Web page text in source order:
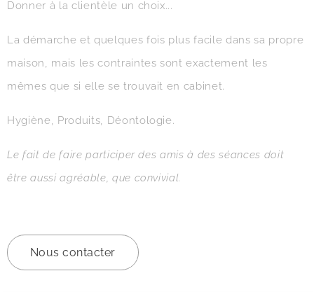
Donner à la clientèle un choix...
La démarche et quelques fois plus facile dans sa propre
maison, mais les contraintes sont exactement les
mêmes que si elle se trouvait en cabinet.
Hygiène, Produits, Déontologie.
Le fait de faire participer des amis à des séances doit
être aussi agréable, que convivial.
Nous contacter